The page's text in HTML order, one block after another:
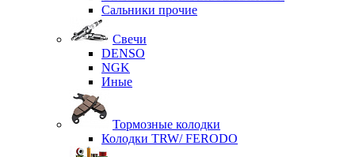
Сальники прочие
Свечи
DENSO
NGK
Иные
Тормозные колодки
Колодки TRW/ FERODO